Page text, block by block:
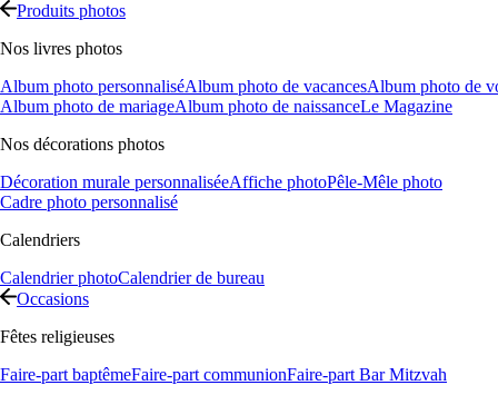
Produits photos
Nos livres photos
Album photo personnaliséAlbum photo de vacancesAlbum photo de
Album photo de mariageAlbum photo de naissanceLe Magazine
Nos décorations photos
Décoration murale personnaliséeAffiche photoPêle-Mêle photo
Cadre photo personnalisé
Calendriers
Calendrier photoCalendrier de bureau
Occasions
Fêtes religieuses
Faire-part baptêmeFaire-part communionFaire-part Bar Mitzvah